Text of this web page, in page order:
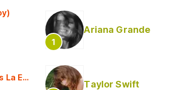
La Escuela)
Ariana Grande
Taylor Swift